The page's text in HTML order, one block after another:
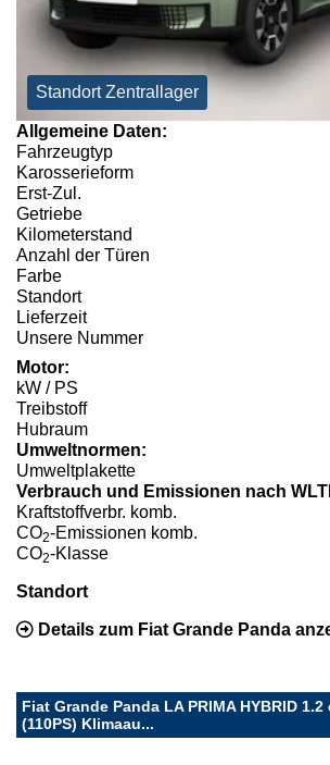
Standort Zentrallager
Allgemeine Daten:
Fahrzeugtyp
Karosserieform
Erst-Zul.
Getriebe
Kilometerstand
Anzahl der Türen
Farbe
Standort
Lieferzeit
Unsere Nummer
Motor:
kW / PS
Treibstoff
Hubraum
Umweltnormen:
Umweltplakette
Verbrauch und Emissionen nach
Kraftstoffverbr. komb.
CO2-Emissionen komb.
CO2-Klasse
Standort
Details zum Fiat Grande Panda
Fiat Grande Panda LA PRIMA HYBRID 1.2
(110PS) Klimaau...